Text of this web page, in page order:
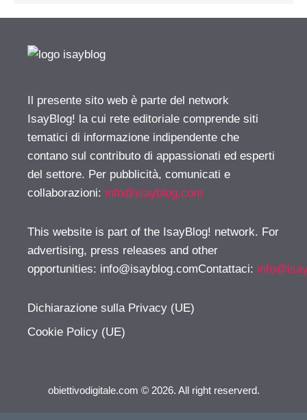
Il presente sito web è parte del network
IsayBlog! la cui rete editoriale comprende siti
tematici di informazione indipendente che
contano sul contributo di appassionati ed esperti
del settore. Per pubblicità, comunicati e
collaborazioni: info@isayblog.com
This website is part of the IsayBlog! network. For
advertising, press releases and other
opportunities: info@isayblog.comContattaci:
Dichiarazione sulla Privacy (UE)
Cookie Policy (UE)
obiettivodigitale.com © 2026. All right reserverd.